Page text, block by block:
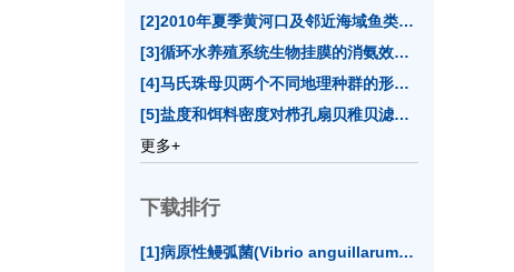
[2]2010年夏季黄河口及邻近海域鱼类群落多样性(10)
[3]循环水养殖系统生物挂膜的消氨效果及影响因素分析(8)
[4]马氏珠母贝两个不同地理种群的形态性状(7)
[5]盐度和饵料密度对栉孔扇贝稚贝滤水率的影响(7)
更多+
下载排行
[1]病原性鳗弧菌(Vibrio anguillarum)双重PCR与